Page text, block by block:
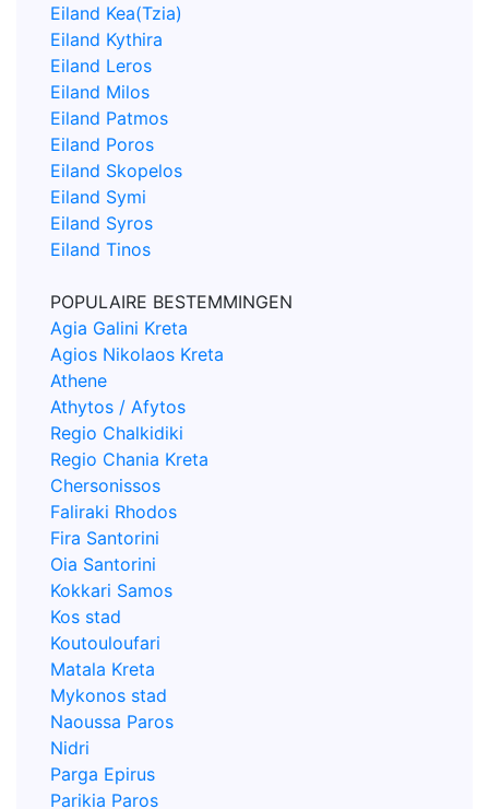
Eiland Kea(Tzia)
Eiland Kythira
Eiland Leros
Eiland Milos
Eiland Patmos
Eiland Poros
Eiland Skopelos
Eiland Symi
Eiland Syros
Eiland Tinos
POPULAIRE BESTEMMINGEN
Agia Galini Kreta
Agios Nikolaos Kreta
Athene
Athytos / Afytos
Regio Chalkidiki
Regio Chania Kreta
Chersonissos
Faliraki Rhodos
Fira Santorini
Oia Santorini
Kokkari Samos
Kos stad
Koutouloufari
Matala Kreta
Mykonos stad
Naoussa Paros
Nidri
Parga Epirus
Parikia Paros